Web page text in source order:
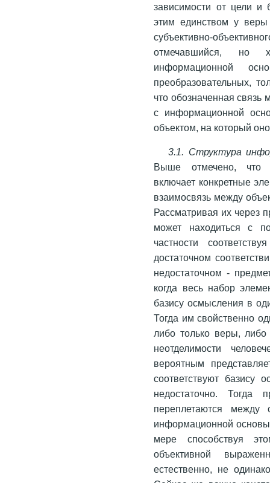
зависимости от цели и
этим единством у веры
субъективно-
отмечавшийся, но
информационной
преобразовательных,
что обозначенная
с информационной
объектом, на который
3.1. Структура
Выше отмечено, что
включает конкретные
взаимосвязь между
Рассматривая их через
может находиться с
частности
достаточном
недостаточном -
когда весь набор
базису осмысления в
Тогда им свойственно
либо только веры, либо
неотделимости
вероятным
соответствуют базису
недостаточно. Тогда
переплетаются между
информационной основы
мере способствуя
объективной
естественно, не